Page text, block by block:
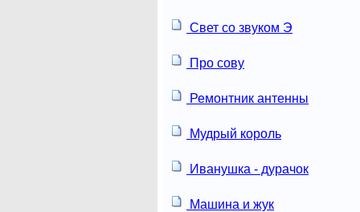
Свет со звуком Э
Про сову
Ремонтник антенны
Мудрый король
Иванушка - дурачок
Машина и жук